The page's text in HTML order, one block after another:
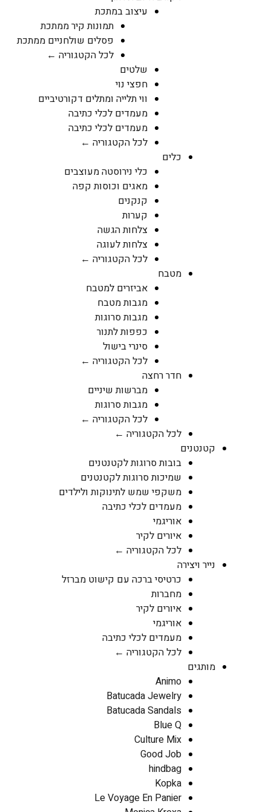
עיצוב במתכת
תמונות קיר ממתכת
פסלים שולחניים ממתכת
לכל הקטגוריה ←
שלטים
חפצי נוי
ווי תלייה ומתלים דקורטיביים
מעמדים לכלי כתיבה
מעמדים לכלי כתיבה
לכל הקטגוריה ←
כלים
כלי נירוסטה מעוצבים
מאגים וכוסות קפה
קנקנים
קערות
צלחות הגשה
צלחות לעוגה
לכל הקטגוריה ←
מטבח
אביזרים למטבח
מגבות מטבח
מגבות סרוגות
כפפות לתנור
סינרי בישול
לכל הקטגוריה ←
חדר רחצה
מברשות שיניים
מגבות סרוגות
לכל הקטגוריה ←
לכל הקטגוריה ←
קטנטנים
בובות סרוגות לקטנטנים
שמיכות סרוגות לקטנטנים
משקפי שמש לתינוקות ולילדים
מעמדים לכלי כתיבה
אוריגמי
איורים לקיר
לכל הקטגוריה ←
נייר ויצירה
כרטיסי ברכה עם קישוט מברזל
מחברות
איורים לקיר
אוריגמי
מעמדים לכלי כתיבה
לכל הקטגוריה ←
מותגים
Animo
Batucada Jewelry
Batucada Sandals
Blue Q
Culture Mix
Good Job
hindbag
Kopka
Le Voyage En Panier